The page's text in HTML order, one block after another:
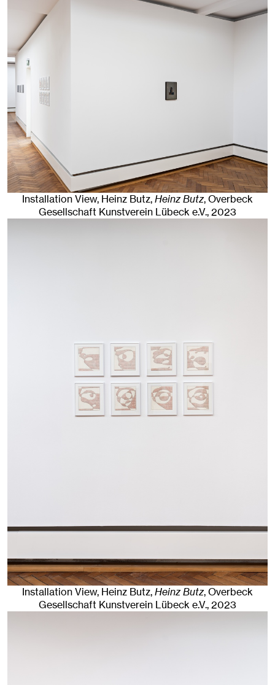
Installation View, Heinz Butz,Heinz Butz, Overbeck
Gesellschaft Kunstverein Lübeck e.V., 2023
Installation View, Heinz Butz,Heinz Butz, Overbeck
Gesellschaft Kunstverein Lübeck e.V., 2023